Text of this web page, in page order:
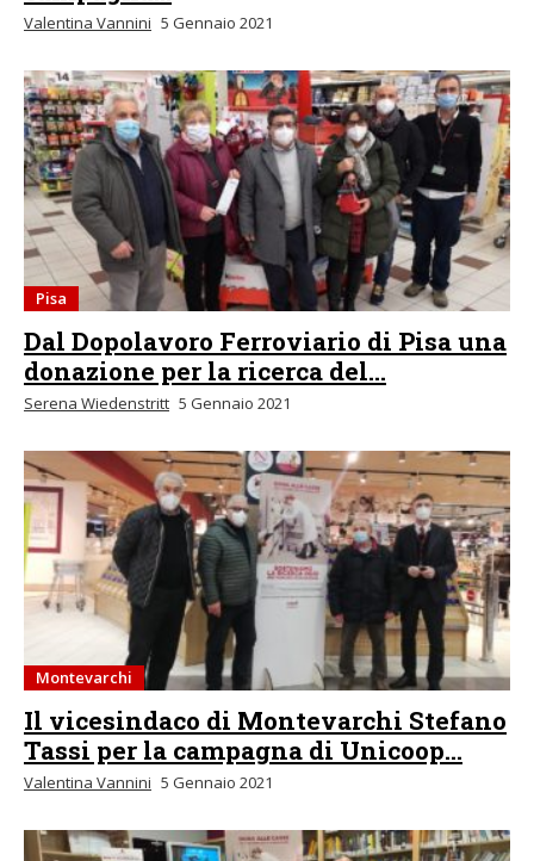
Valentina Vannini 5 Gennaio 2021
Pisa
Dal Dopolavoro Ferroviario di Pisa una
donazione per la ricerca del...
Serena Wiedenstritt 5 Gennaio 2021
Montevarchi
Il vicesindaco di Montevarchi Stefano
Tassi per la campagna di Unicoop...
Valentina Vannini 5 Gennaio 2021